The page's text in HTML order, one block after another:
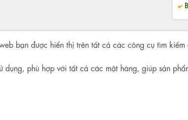
bạn được hiển thị trên tất cả các công cụ tìm
phù hợp với tất cả các mặt hàng, giúp sản